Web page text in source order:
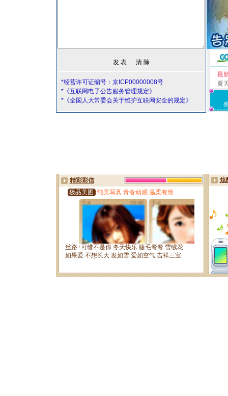
*经营许可证编号：京ICP00000008号
*《互联网电子公告服务管理规定》
*《全国人大常委会关于维护互联网安全的规定》
最
夏